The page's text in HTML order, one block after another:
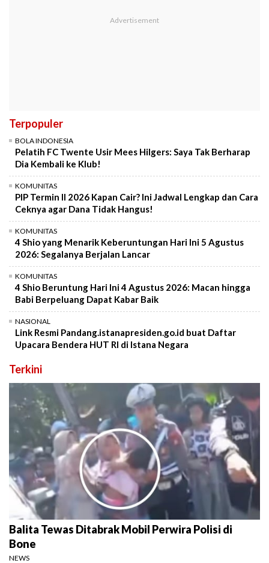
Terpopuler
BOLA INDONESIA
Pelatih FC Twente Usir Mees Hilgers: Saya Tak Berharap
Dia Kembali ke Klub!
KOMUNITAS
PIP Termin II 2026 Kapan Cair? Ini Jadwal Lengkap dan Cara
Ceknya agar Dana Tidak Hangus!
KOMUNITAS
4 Shio yang Menarik Keberuntungan Hari Ini 5 Agustus
2026: Segalanya Berjalan Lancar
KOMUNITAS
4 Shio Beruntung Hari Ini 4 Agustus 2026: Macan hingga
Babi Berpeluang Dapat Kabar Baik
NASIONAL
Link Resmi Pandang.istanapresiden.go.id buat Daftar
Upacara Bendera HUT RI di Istana Negara
Terkini
Balita Tewas Ditabrak Mobil Perwira Polisi di
Bone
NEWS